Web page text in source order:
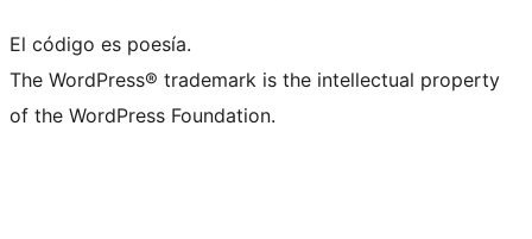
El código es poesía.
The WordPress® trademark is the intellectual property
of the WordPress Foundation.